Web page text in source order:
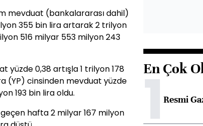
mevduat (bankalararası dahil)
355 bin lira artarak 2 trilyon
516 milyar 553 milyon 243
yüzde 0,38 artışla 1 trilyon 178
(YP) cinsinden mevduat yüzde
193 bin lira oldu.
hafta 2 milyar 167 milyon
En Çok
1Resmi